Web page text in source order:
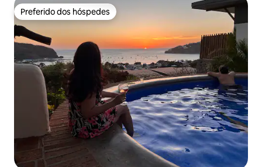
Preferido dos hóspedes
Preferido dos hóspedes